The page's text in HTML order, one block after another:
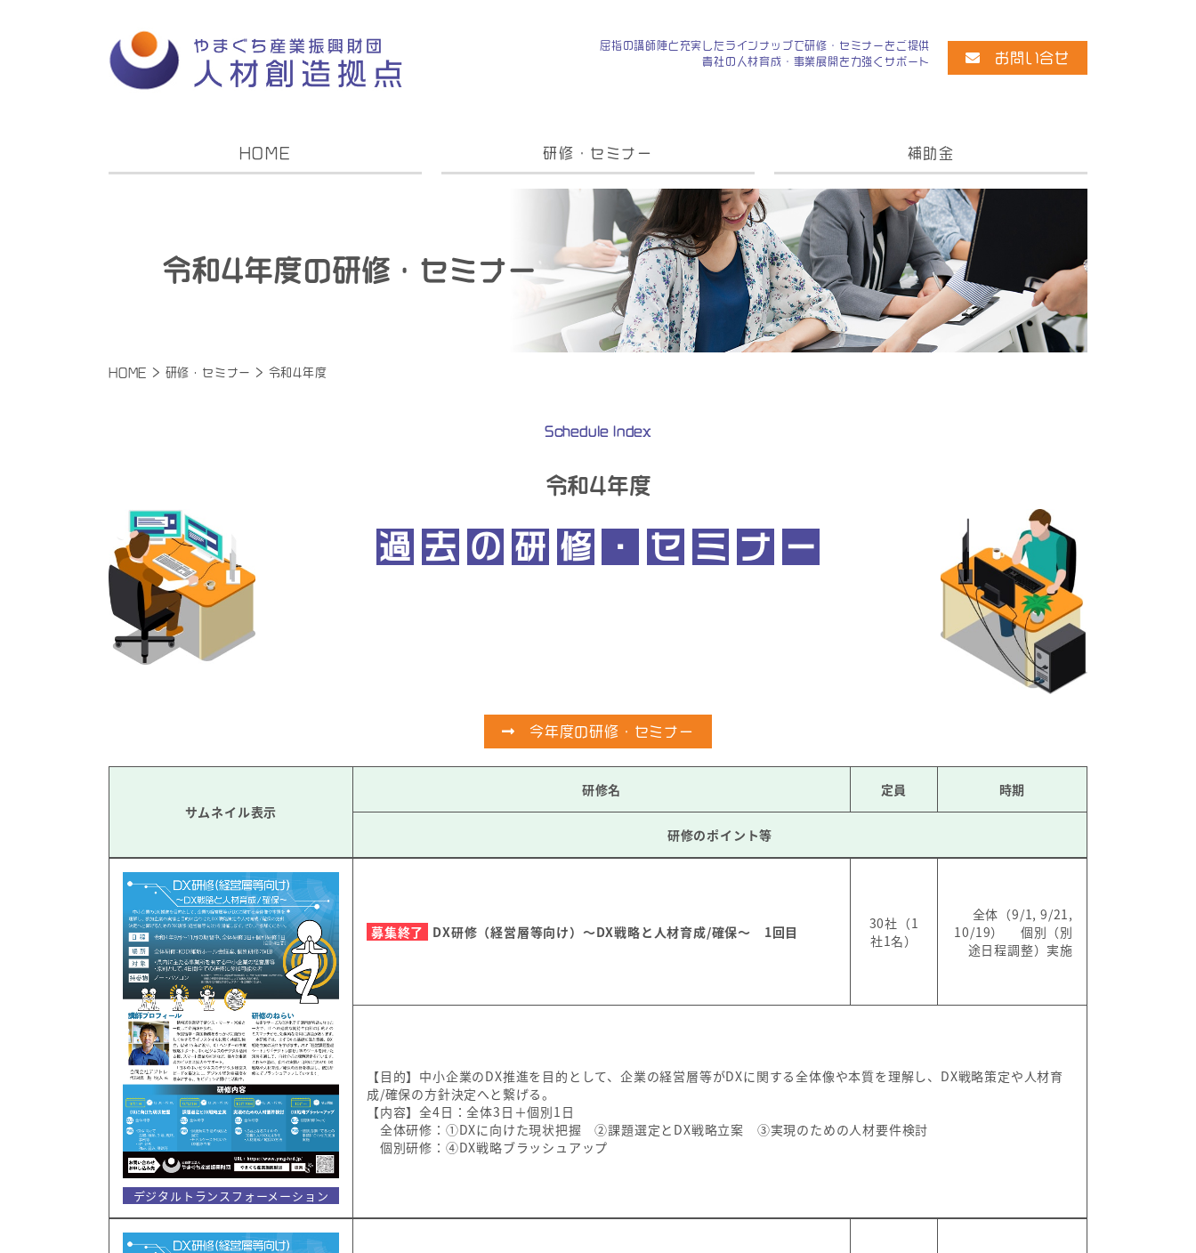
屈指の講師陣と充実したラインナップで研修・セミナーをご提供
貴社の人材育成・事業展開を力強くサポート
お問い合せ
HOME 研修・セミナー 補助金
令和4年度の研修・セミナー
HOME > 研修・セミナー > 令和4年度
Schedule Index
令和4年度
過 去 の 研 修 ・ セ ミ ナ ー
今年度の研修・セミナー
サムネイル表示
研修名 定員 時期
研修のポイント等
デジタルトランスフォーメーション
募集終了 DX研修（経営層等向け）～DX戦略と人材育成/確保～ 1回目
30社（1
社1名）
全体（9/1, 9/21,
10/19） 個別（別
途日程調整）実施
【目的】中小企業のDX推進を目的として、企業の経営層等がDXに関する全体像や本質を理解し、DX戦略策定や人材育
成/確保の方針決定へと繋げる。
【内容】全4日：全体3日＋個別1日
全体研修：①DXに向けた現状把握 ②課題選定とDX戦略立案 ③実現のための人材要件検討
個別研修：④DX戦略ブラッシュアップ